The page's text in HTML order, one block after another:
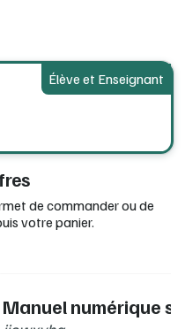
Élève et Enseignant
de commander ou de
votre panier.
Manuel numérique